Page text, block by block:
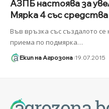
АЗПБ настоява за
Мярка 4 със
Във връзка със създалото
приема по подмярка…
Екип на Агрозона 19.07.2015